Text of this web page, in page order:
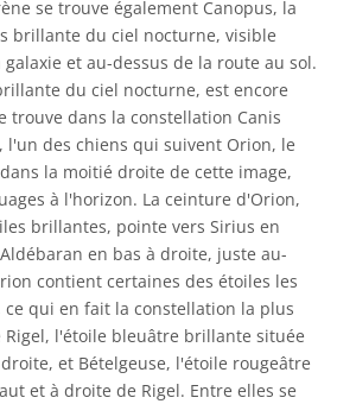
se trouve également Canopus, la
brillante du ciel nocturne, visible
et au-dessus de la route au sol.
du ciel nocturne, est encore
trouve dans la constellation Canis
l'un des chiens qui suivent Orion, le
la moitié droite de cette image,
à l'horizon. La ceinture d'Orion,
brillantes, pointe vers Sirius en
en bas à droite, juste au-
contient certaines des étoiles les
qui en fait la constellation la plus
l'étoile bleuâtre brillante située
et Bételgeuse, l'étoile rougeâtre
et à droite de Rigel. Entre elles se